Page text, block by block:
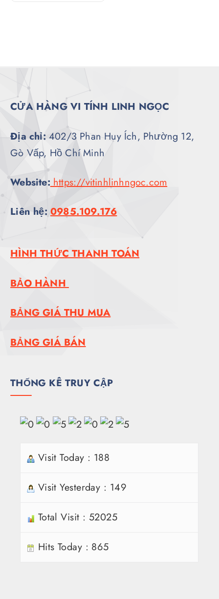
CỬA HÀNG VI TÍNH LINH NGỌC
Địa chỉ: 402/3 Phan Huy Ích, Phường 12,
Gò Vấp, Hồ Chí Minh
Website:https://vitinhlinhngoc.com
Liên hệ: 0985.109.176
HÌNH THỨC THANH TOÁN
BẢO HÀNH
BẢNG GIÁ THU MUA
BẢNG GIÁ BÁN
THỐNG KÊ TRUY CẬP
Visit Today : 188
Visit Yesterday : 149
Total Visit : 52025
Hits Today : 865